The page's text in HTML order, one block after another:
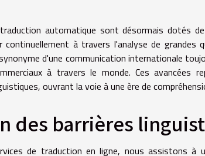
automatique sont désormais dotés
à travers l'analyse de grandes
d'une communication internationale
à travers le monde. Ces avancées
ouvrant la voie à une ère de
des barrières
de traduction en ligne, nous assistons à